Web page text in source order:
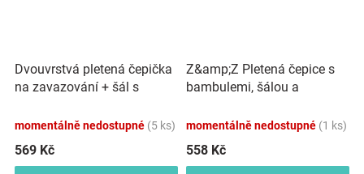
Dvouvrstvá pletená čepička
na zavazování + šál s
momentálně nedostupné (5 ks)
569 Kč
Z&amp;Z Pletená čepice s
bambulemi, šálou a
momentálně nedostupné (1 ks)
558 Kč